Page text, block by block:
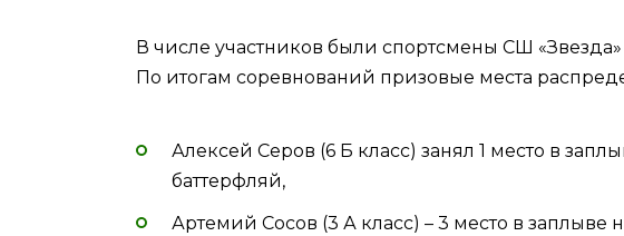
В числе участников были спортсмены СШ
По итогам соревнований призовые места
Алексей Серов (6 Б класс) занял 1 место в
баттерфляй,
Артемий Сосов (3 А класс) – 3 место в заплыве